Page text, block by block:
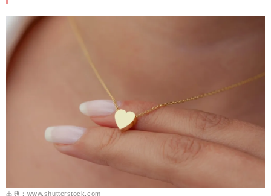
出典：www.shutterstock.com